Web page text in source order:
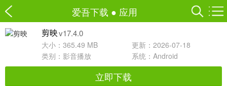
爱吾下载 ● 应用
剪映v17.4.0
大小：365.49 MB
更新：2026-07-18
类别： 影音播放 系统：Android
立即下载